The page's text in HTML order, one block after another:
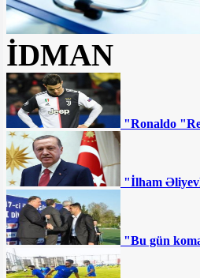
“Müştərilər
batmasından qorxurlar” - Fazil
Məmmədovun bankında nələr baş
DYP-nin ləğvi tələb
Ya da sistem kökündən dəyişsin
Ermənistanın sabiq
çekistinin” ölümü: Paşinyan
- ŞƏRH
“Sovetski”də 8 milyona
torpaq satılır - Fotofakt
İDMAN
"Ronaldo
"İlham
"Bu gün